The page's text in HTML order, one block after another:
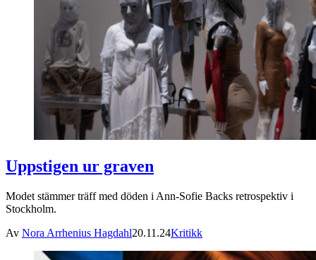
Uppstigen ur graven
Modet stämmer träff med döden i Ann-Sofie Backs retrospektiv i
Stockholm.
Av Nora Arrhenius Hagdahl20.11.24Kritikk